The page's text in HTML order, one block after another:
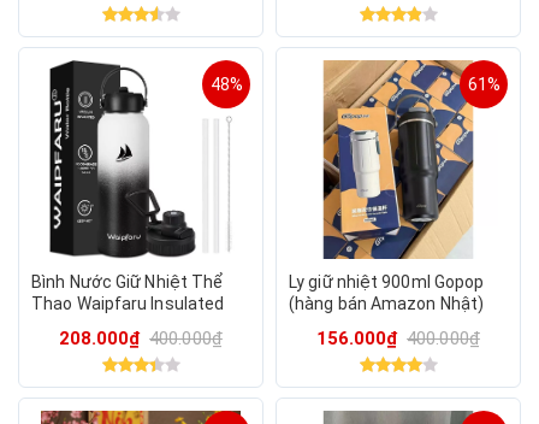
48%
Bình Nước Giữ Nhiệt Thể
Thao Waipfaru Insulated
Bottle - 40oz (1180ml)
208.000₫ 400.000₫
61%
Ly giữ nhiệt 900ml Gopop
(hàng bán Amazon Nhật)
156.000₫ 400.000₫